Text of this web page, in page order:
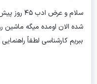
شده الان اومده میگه
ببریم کارشناسی لطفاً